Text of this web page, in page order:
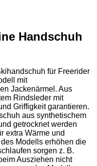
Handschuh
für Freerider
mit
Jackenärmel. Aus
Rindsleder mit
Griffigkeit garantieren.
aus synthetischem
getrocknet werden
extra Wärme und
Modells erhöhen die
sorgen z. B.
Ausziehen nicht